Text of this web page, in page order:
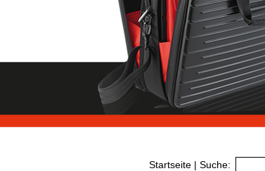
Startseite | Suche: